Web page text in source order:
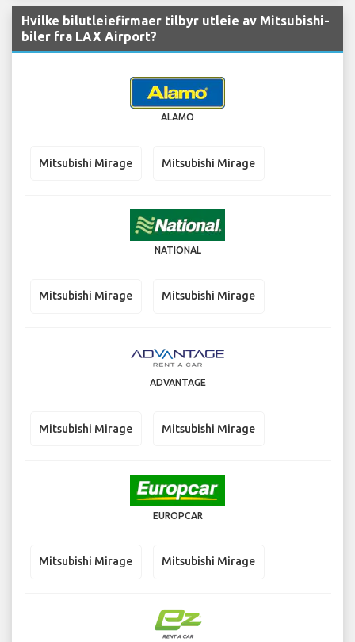
Hvilke bilutleiefirmaer tilbyr utleie av Mitsubishi-
biler fra LAX Airport?
ALAMO
Mitsubishi Mirage Mitsubishi Mirage
NATIONAL
Mitsubishi Mirage Mitsubishi Mirage
ADVANTAGE
Mitsubishi Mirage Mitsubishi Mirage
EUROPCAR
Mitsubishi Mirage Mitsubishi Mirage